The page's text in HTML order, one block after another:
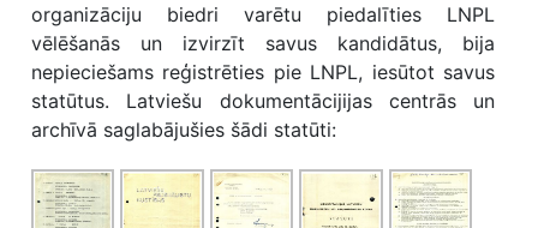
organizāciju biedri varētu piedalīties LNPL
vēlēšanās un izvirzīt savus kandidātus, bija
nepieciešams reģistrēties pie LNPL, iesūtot savus
statūtus. Latviešu dokumentācijijas centrās un
archīvā saglabājušies šādi statūti: